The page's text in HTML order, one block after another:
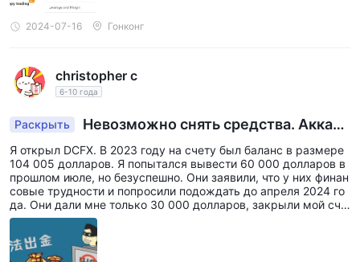
2024-07-16 Гонконг
christopher c
6-10 года
Раскрыть
Невозможно снять средства. Аккаун
т закрыт.
Я открыл DCFX. В 2023 году на счету был баланс в размере
104 005 долларов. Я попытался вывести 60 000 долларов в
прошлом июле, но безуспешно. Они заявили, что у них финан
совые трудности и попросили подождать до апреля 2024 го
да. Они дали мне только 30 000 долларов, закрыли мой сче
т и больше не отвечали. Это полностью мошеннический брок